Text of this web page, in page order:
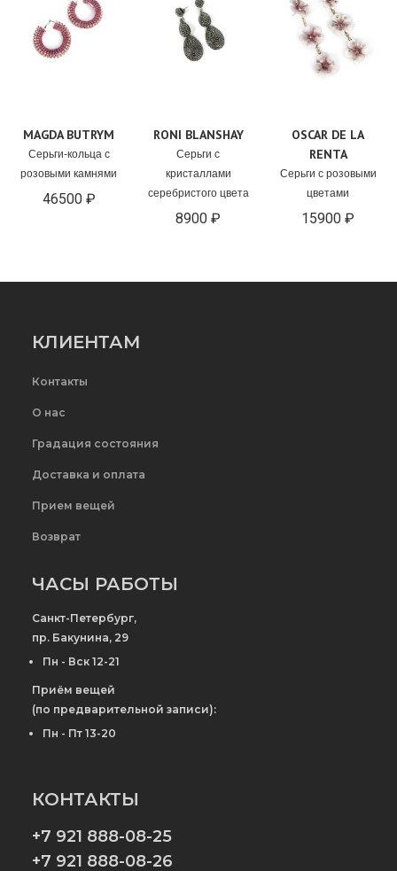
MAGDA BUTRYM
Серьги-кольца с
розовыми камнями
46500 ₽
RONI BLANSHAY
Серьги с
кристаллами
серебристого цвета
8900 ₽
OSCAR DE LA
RENTA
Серьги с розовыми
цветами
15900 ₽
КЛИЕНТАМ
Контакты
О нас
Градация состояния
Доставка и оплата
Прием вещей
Возврат
ЧАСЫ РАБОТЫ
Санкт-Петербург,
пр. Бакунина, 29
Пн - Вск 12-21
Приём вещей
(по предварительной записи):
Пн - Пт 13-20
КОНТАКТЫ
+7 921 888-08-25
+7 921 888-08-26